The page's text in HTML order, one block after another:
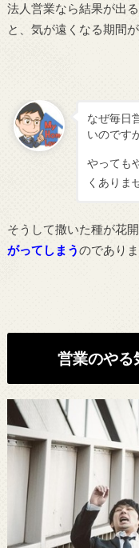
法人営業なら結果が出
と、気が遠くなる期間
なぜ毎日
いのです
やっても
くありま
そうして撒いた種が花開
がってしまうのでありま
営業のやる